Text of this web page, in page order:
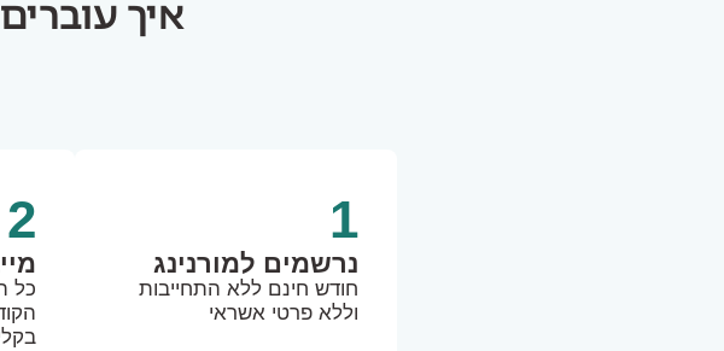
איך
1
נרשמים למורנינג
חודש חינם ללא התחייבות
וללא פרטי אשראי
2
כל